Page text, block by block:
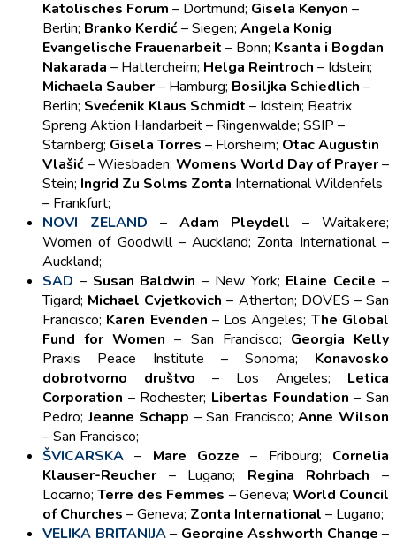
Katolisches Forum – Dortmund; Gisela Kenyon –
Berlin; Branko Kerdić– Siegen; Angela Konig
Evangelische Frauenarbeit – Bonn; Ksanta i Bogdan
Nakarada – Hattercheim; Helga Reintroch – Idstein;
Michaela Sauber– Hamburg; Bosiljka Schiedlich –
Berlin; Svećenik Klaus Schmidt – Idstein; Beatrix
Spreng Aktion Handarbeit – Ringenwalde; SSIP –
Starnberg; Gisela Torres – Florsheim; Otac Augustin
Vlašić– Wiesbaden; Womens World Day of Prayer–
Stein; Ingrid Zu Solms Zonta International Wildenfels
– Frankfurt;
NOVI ZELAND – Adam Pleydell – Waitakere;
Women of Goodwill – Auckland; Zonta International –
Auckland;
SAD – Susan Baldwin – New York; Elaine Cecile –
Tigard; Michael Cvjetkovich – Atherton; DOVES – San
Francisco; Karen Evenden – Los Angeles; The Global
Fund for Women – San Francisco; Georgia Kelly
Praxis Peace Institute – Sonoma; Konavosko
dobrotvorno društvo – Los Angeles; Letica
Corporation – Rochester; Libertas Foundation – San
Pedro;Jeanne Schapp – San Francisco;Anne Wilson
– San Francisco;
ŠVICARSKA – Mare Gozze – Fribourg; Cornelia
Klauser-Reucher – Lugano; Regina Rohrbach –
Locarno;Terre des Femmes – Geneva; World Council
of Churches – Geneva; Zonta International – Lugano;
VELIKA BRITANIJA– Georgine Asshworth Change –